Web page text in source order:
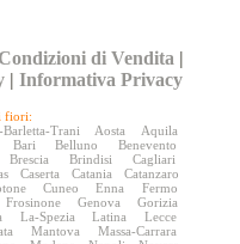
Condizioni di Vendita |
|Informativa Privacy
fiori:
Trani Aosta
Aquila
Bari Belluno
Benevento
Brescia Brindisi
Cagliari
Caserta Catania
Catanzaro
Cuneo Enna
Fermo
Frosinone Genova
Gorizia
La-Spezia Latina
Lecce
Mantova
Massa-Carrara